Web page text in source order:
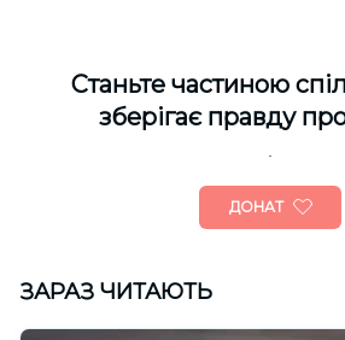
Cтаньте частиною
зберігає правду
ДОНАТ
ЗАРАЗ ЧИТАЮТЬ